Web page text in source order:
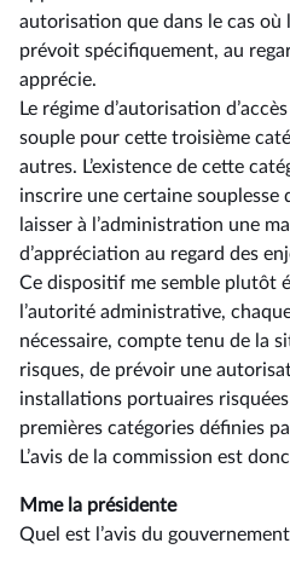
autorisation que dans le cas
prévoit spécifiquement, au
apprécie.
Le régime d’autorisation
souple pour cette troisième
autres. L’existence de cette
inscrire une certaine souplesse
laisser à l’administration une
d’appréciation au regard des
Ce dispositif me semble plutôt
l’autorité administrative,
nécessaire, compte tenu de la
risques, de prévoir une
installations portuaires
premières catégories définies
L’avis de la commission est
Mme la présidente
Quel est l’avis du